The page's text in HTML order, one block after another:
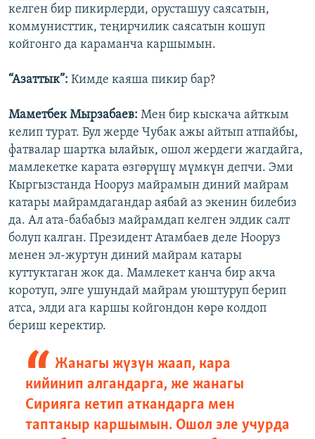
келген бир пикирлерди, орусташуу саясатын,
коммунисттик, теңирчилик саясатын кошуп
койгонго да караманча каршымын.
“Азаттык”: Кимде каяша пикир бар?
Маметбек Мырзабаев: Мен бир кыскача айткым
келип турат. Бул жерде Чубак ажы айтып атпайбы,
фатвалар шартка ылайык, ошол жердеги жагдайга,
мамлекетке карата өзгөрүшү мүмкүн депчи. Эми
Кыргызстанда Нооруз майрамын диний майрам
катары майрамдагандар аябай аз экенин билебиз
да. Ал ата-бабабыз майрамдап келген элдик салт
болуп калган. Президент Атамбаев деле Нооруз
менен эл-журтун диний майрам катары
куттуктаган жок да. Мамлекет канча бир акча
коротуп, элге ушундай майрам уюштуруп берип
атса, элди ага каршы койгондон көрө колдоп
бериш керектир.
Жанагы жүзүн жаап, кара
кийинип алгандарга, же жанагы
Сирияга кетип аткандарга мен
таптакыр каршымын. Ошол эле учурда